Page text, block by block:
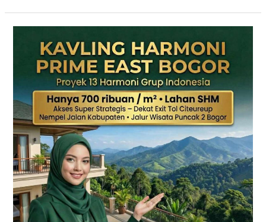
HARMONI
BOGOR
|
SHM
Pecah
Sertifikat
|
Dekat
Tol
Citeureup
–